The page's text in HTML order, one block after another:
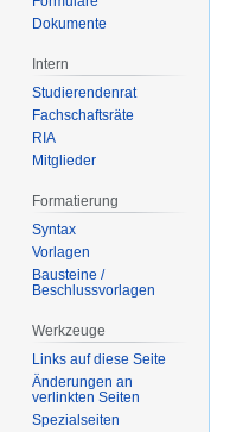
Dokumente
Intern
Studierendenrat
Fachschaftsräte
RIA
Mitglieder
Formatierung
Syntax
Vorlagen
Bausteine /
Beschlussvorlagen
Werkzeuge
Links auf diese Seite
Änderungen an
verlinkten Seiten
Spezialseiten